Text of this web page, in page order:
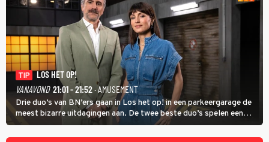
TIP
LOS HET OP!
VANAVOND 21:01 - 21:52· AMUSEMENT
Drie duo’s van BN’ers gaan in Los het op! in een parkeergarage de
meest bizarre uitdagingen aan. De twee beste duo’s spelen een
onderlinge finale. Met in deze aflevering onder anderen cabaretiers
Nabil Aoulad Ayad en Annick Boer.